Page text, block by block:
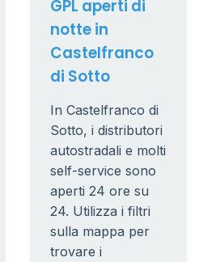
GPL aperti di
notte in
Castelfranco
di Sotto
In Castelfranco di
Sotto, i distributori
autostradali e molti
self-service sono
aperti 24 ore su
24. Utilizza i filtri
sulla mappa per
trovare i